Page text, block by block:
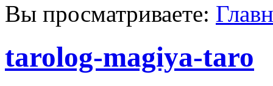
Вы просматриваете:
tarolog-magiya-taro